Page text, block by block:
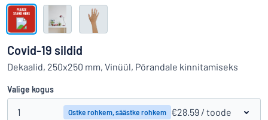
Te ei leia, mida otsite? Alustage oma sildi kujundamist
Kuva kõik kategooriad
Logige
sisse
Klienditeenindus
Eraklient
Covid-19 sildid
Dekaalid, 250x250 mm, Vinüül, Põrandale kinnitamiseks
Valige kogus
1 Ostke rohkem, säästke rohkem €28.59 / toode